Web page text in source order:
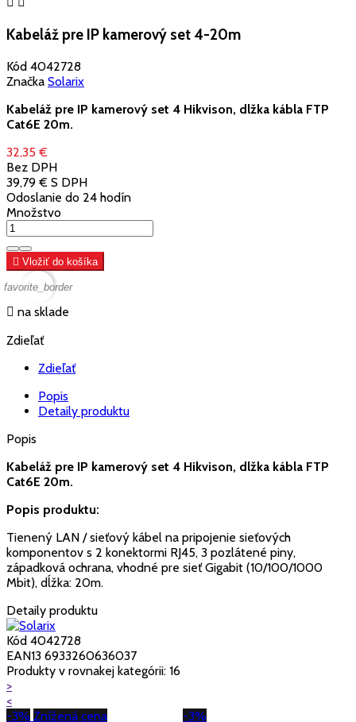
Kabeláž pre IP kamerový set 4-20m
Kód 4042728
Značka Solarix
Kabeláž pre IP kamerový set 4 Hikvison, dlžka kábla FTP
Cat6E 20m.
32,35 €
Bez DPH
39,79 € S DPH
Odoslanie do 24 hodín
Množstvo
 Vložiť do košíka
favorite_border
 na sklade
Zdieľať
Zdieľať
Popis
Detaily produktu
Popis
Kabeláž pre IP kamerový set 4 Hikvison, dlžka kábla FTP
Cat6E 20m.
Popis produktu:
Tienený LAN / sieťový kábel na pripojenie sieťových
komponentov s 2 konektormi RJ45, 3 pozlátené piny,
západková ochrana, vhodné pre sieť Gigabit (10/100/1000
Mbit), dĺžka: 20m.
Detaily produktu
Kód 4042728
EAN13 6933260636037
Produkty v rovnakej kategórii: 16
>
<
-3% Znížená cena -3%